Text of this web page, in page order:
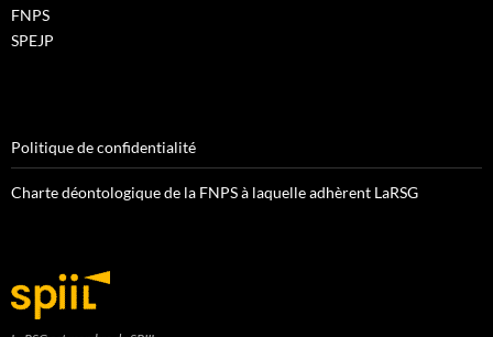
FNPS
SPEJP
Politique de confidentialité
Charte déontologique de la FNPS à laquelle adhèrent LaRSG